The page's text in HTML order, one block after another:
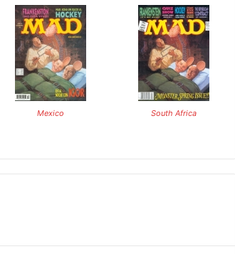
Mexico South Africa